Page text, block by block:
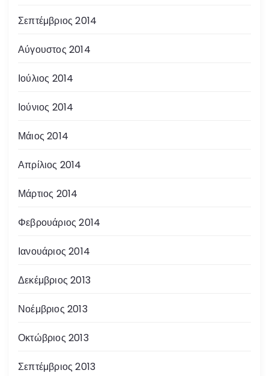
Σεπτέμβριος 2014
Αύγουστος 2014
Ιούλιος 2014
Ιούνιος 2014
Μάιος 2014
Απρίλιος 2014
Μάρτιος 2014
Φεβρουάριος 2014
Ιανουάριος 2014
Δεκέμβριος 2013
Νοέμβριος 2013
Οκτώβριος 2013
Σεπτέμβριος 2013